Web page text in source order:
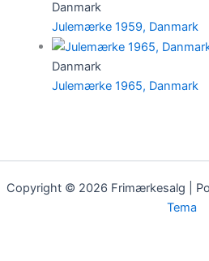
Danmark
Julemærke 1959, Danmark
Danmark
Julemærke 1965, Danmark
Copyright © 2026 Frimærkesalg |
Tema